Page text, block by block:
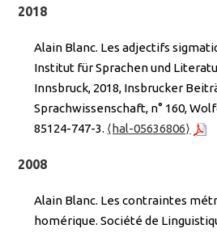
2018
Alain Blanc. Les adjectifs
Institut für Sprachen und
Innsbruck, 2018, Insbrucker
Sprachwissenschaft, n° 160,
85124-747-3. ⟨hal-05636806⟩
2008
Alain Blanc. Les contraintes
homérique. Société de